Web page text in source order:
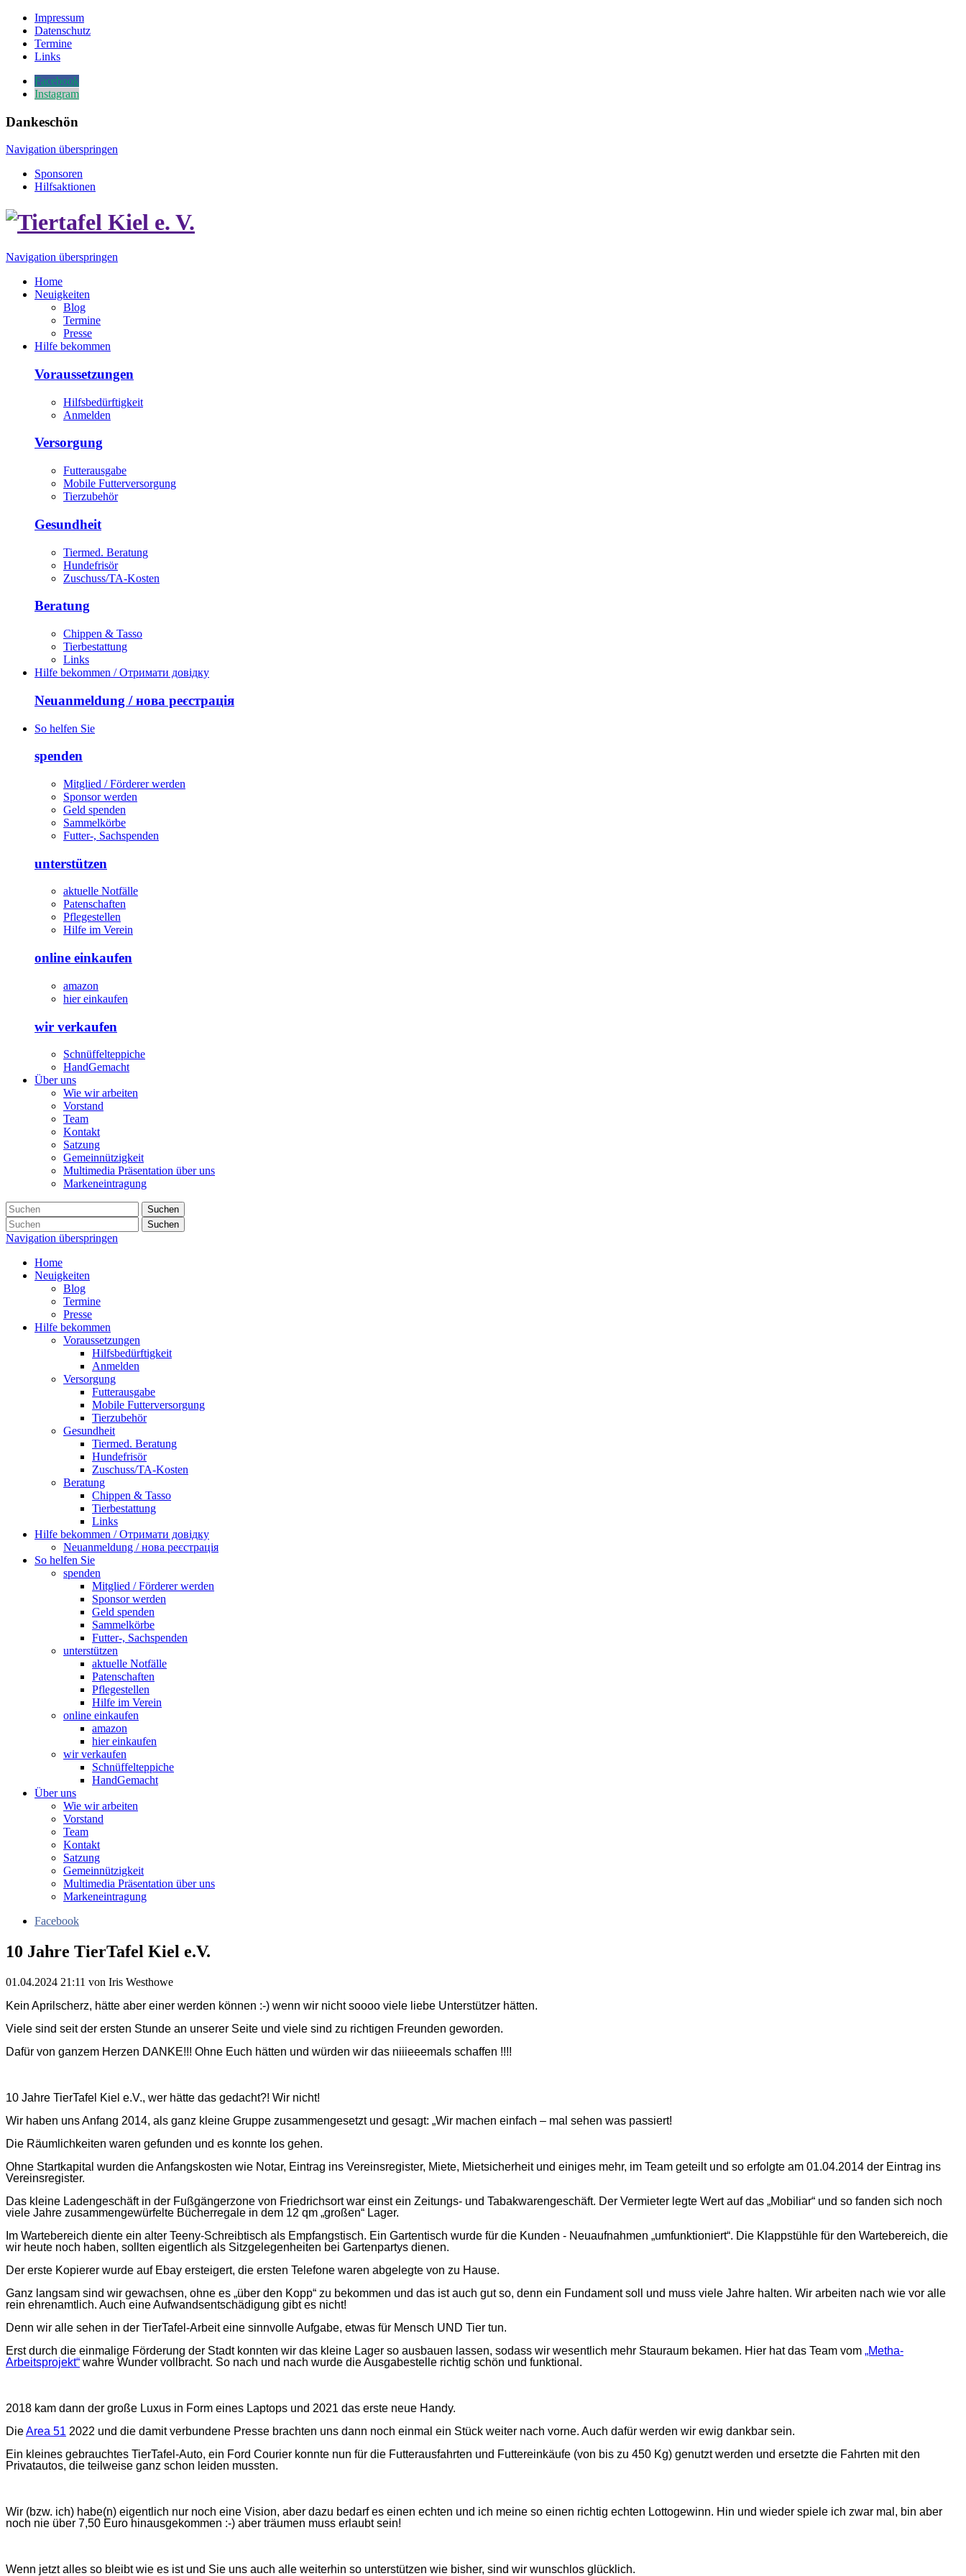
Impressum
Datenschutz
Termine
Links
Facebook
Instagram
Dankeschön
Navigation überspringen
Sponsoren
Hilfsaktionen
Navigation überspringen
Home
Neuigkeiten
Blog
Termine
Presse
Hilfe bekommen
Voraussetzungen
Hilfsbedürftigkeit
Anmelden
Versorgung
Futterausgabe
Mobile Futterversorgung
Tierzubehör
Gesundheit
Tiermed. Beratung
Hundefrisör
Zuschuss/TA-Kosten
Beratung
Chippen & Tasso
Tierbestattung
Links
Hilfe bekommen / Отримати довідку
Neuanmeldung / нова реєстрація
So helfen Sie
spenden
Mitglied / Förderer werden
Sponsor werden
Geld spenden
Sammelkörbe
Futter-, Sachspenden
unterstützen
aktuelle Notfälle
Patenschaften
Pflegestellen
Hilfe im Verein
online einkaufen
amazon
hier einkaufen
wir verkaufen
Schnüffelteppiche
HandGemacht
Über uns
Wie wir arbeiten
Vorstand
Team
Kontakt
Satzung
Gemeinnützigkeit
Multimedia Präsentation über uns
Markeneintragung
Suchen
Suchen
Navigation überspringen
Home
Neuigkeiten
Blog
Termine
Presse
Hilfe bekommen
Voraussetzungen
Hilfsbedürftigkeit
Anmelden
Versorgung
Futterausgabe
Mobile Futterversorgung
Tierzubehör
Gesundheit
Tiermed. Beratung
Hundefrisör
Zuschuss/TA-Kosten
Beratung
Chippen & Tasso
Tierbestattung
Links
Hilfe bekommen / Отримати довідку
Neuanmeldung / нова реєстрація
So helfen Sie
spenden
Mitglied / Förderer werden
Sponsor werden
Geld spenden
Sammelkörbe
Futter-, Sachspenden
unterstützen
aktuelle Notfälle
Patenschaften
Pflegestellen
Hilfe im Verein
online einkaufen
amazon
hier einkaufen
wir verkaufen
Schnüffelteppiche
HandGemacht
Über uns
Wie wir arbeiten
Vorstand
Team
Kontakt
Satzung
Gemeinnützigkeit
Multimedia Präsentation über uns
Markeneintragung
Facebook
10 Jahre TierTafel Kiel e.V.
01.04.2024 21:11 von Iris Westhowe
Kein Aprilscherz, hätte aber einer werden können :-) wenn wir nicht soooo viele liebe Unterstützer hätten.
Viele sind seit der ersten Stunde an unserer Seite und viele sind zu richtigen Freunden geworden.
Dafür von ganzem Herzen DANKE!!! Ohne Euch hätten und würden wir das niiieeemals schaffen !!!!
10 Jahre TierTafel Kiel e.V., wer hätte das gedacht?! Wir nicht!
Wir haben uns Anfang 2014, als ganz kleine Gruppe zusammengesetzt und gesagt: „Wir machen einfach – mal sehen was passiert!
Die Räumlichkeiten waren gefunden und es konnte los gehen.
Ohne Startkapital wurden die Anfangskosten wie Notar, Eintrag ins Vereinsregister, Miete, Mietsicherheit und einiges mehr, im Team geteilt und so erfolgte am 01.04.2014 der Eintrag ins
Vereinsregister.
Das kleine Ladengeschäft in der Fußgängerzone von Friedrichsort war einst ein Zeitungs- und Tabakwarengeschäft. Der Vermieter legte Wert auf das „Mobiliar“ und so fanden sich noch
viele Jahre zusammengewürfelte Bücherregale in dem 12 qm „großen“ Lager.
Im Wartebereich diente ein alter Teeny-Schreibtisch als Empfangstisch. Ein Gartentisch wurde für die Kunden - Neuaufnahmen „umfunktioniert“. Die Klappstühle für den Wartebereich, die
wir heute noch haben, sollten eigentlich als Sitzgelegenheiten bei Gartenpartys dienen.
Der erste Kopierer wurde auf Ebay ersteigert, die ersten Telefone waren abgelegte von zu Hause.
Ganz langsam sind wir gewachsen, ohne es „über den Kopp“ zu bekommen und das ist auch gut so, denn ein Fundament soll und muss viele Jahre halten. Wir arbeiten nach wie vor alle
rein ehrenamtlich. Auch eine Aufwandsentschädigung gibt es nicht!
Denn wir alle sehen in der TierTafel-Arbeit eine sinnvolle Aufgabe, etwas für Mensch UND Tier tun.
Erst durch die einmalige Förderung der Stadt konnten wir das kleine Lager so ausbauen lassen, sodass wir wesentlich mehr Stauraum bekamen. Hier hat das Team vom „Metha-
Arbeitsprojekt“ wahre Wunder vollbracht. So nach und nach wurde die Ausgabestelle richtig schön und funktional.
2018 kam dann der große Luxus in Form eines Laptops und 2021 das erste neue Handy.
DieArea 51 2022 und die damit verbundene Presse brachten uns dann noch einmal ein Stück weiter nach vorne. Auch dafür werden wir ewig dankbar sein.
Ein kleines gebrauchtes TierTafel-Auto, ein Ford Courier konnte nun für die Futterausfahrten und Futtereinkäufe (von bis zu 450 Kg) genutzt werden und ersetzte die Fahrten mit den
Privatautos, die teilweise ganz schon leiden mussten.
Wir (bzw. ich) habe(n) eigentlich nur noch eine Vision, aber dazu bedarf es einen echten und ich meine so einen richtig echten Lottogewinn. Hin und wieder spiele ich zwar mal, bin aber
noch nie über 7,50 Euro hinausgekommen :-) aber träumen muss erlaubt sein!
Wenn jetzt alles so bleibt wie es ist und Sie uns auch alle weiterhin so unterstützen wie bisher, sind wir wunschlos glücklich.